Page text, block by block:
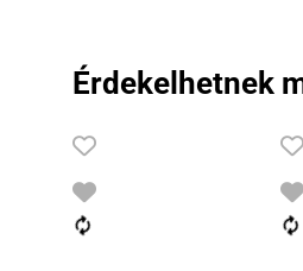
Érdekelhetnek